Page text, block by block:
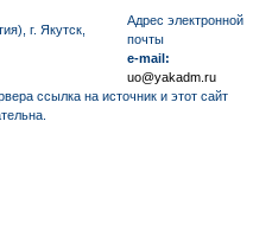
г. Якутск,
Aдрес электронной
почты
e-mail:
uo@yakadm.ru
ссылка на источник и этот сайт